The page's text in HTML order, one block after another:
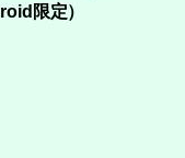
限定）